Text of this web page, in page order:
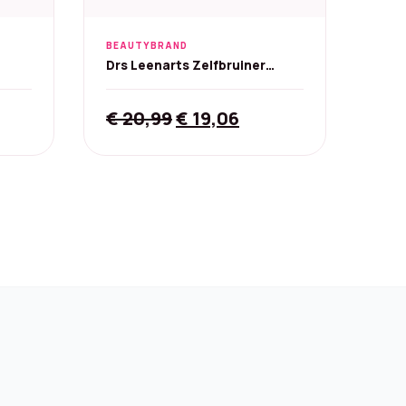
BEAUTYBRAND
Drs Leenarts Zelfbruiner
€20,99Original
€ 19,06